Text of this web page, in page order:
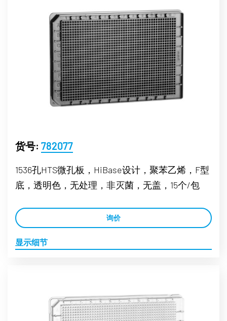
货号: 782077
1536孔HTS微孔板，HiBase设计，聚苯乙烯，F型
底，透明色，无处理，非灭菌，无盖，15个/包
询价
显示细节